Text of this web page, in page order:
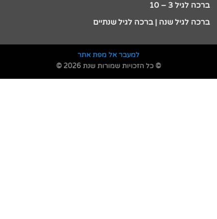
ברכה לגיל 3 – 10
ברכה לגיל שנה | ברכה לגיל שנתיים
למעבר אל מפת אתר
© כל הזכויות שמורות שנת 2026 ©